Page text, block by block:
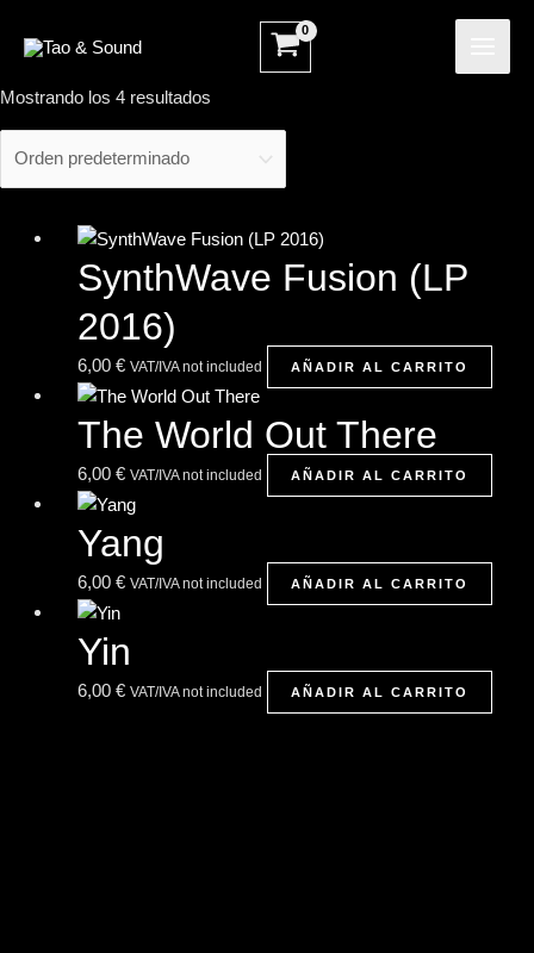
Mostrando los 4 resultados
SynthWave Fusion (LP
2016)
6,00 € VAT/IVA not included AÑADIR AL CARRITO
The World Out There
6,00 € VAT/IVA not included AÑADIR AL CARRITO
Yang
6,00 € VAT/IVA not included AÑADIR AL CARRITO
Yin
6,00 € VAT/IVA not included AÑADIR AL CARRITO